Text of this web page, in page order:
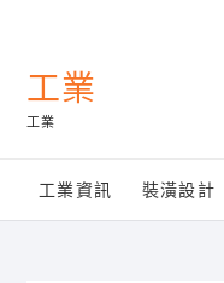
content工業
工業
工業資訊 裝潢設計